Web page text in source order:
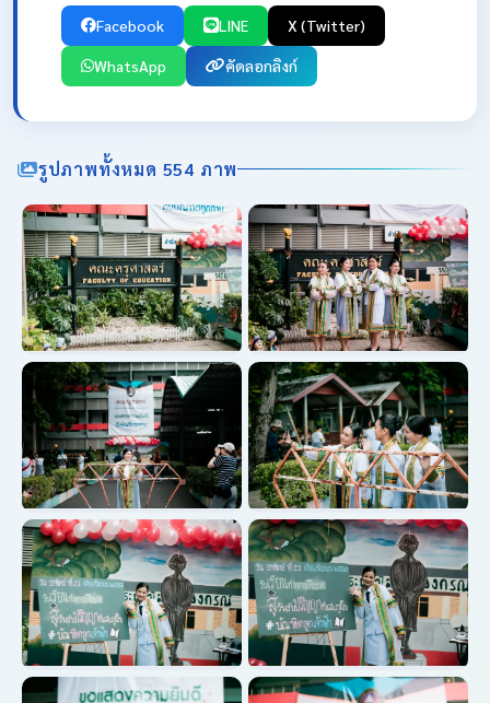
Facebook LINE X (Twitter)
WhatsApp คัดลอกลิงก์
รูปภาพทั้งหมด 554 ภาพ